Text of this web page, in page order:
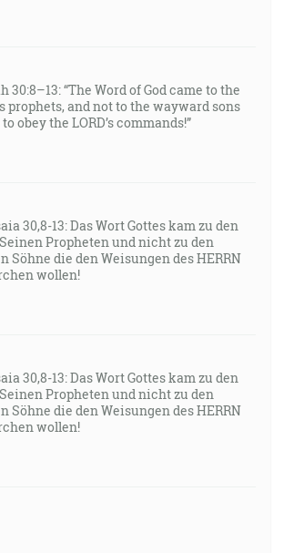
30:8–13: “The Word of God came to the
prophets, and not to the wayward sons
obey the LORD’s commands!”
30,8-13: Das Wort Gottes kam zu den
Propheten und nicht zu den
Söhne die den Weisungen des HERRN
wollen!
30,8-13: Das Wort Gottes kam zu den
Propheten und nicht zu den
Söhne die den Weisungen des HERRN
wollen!